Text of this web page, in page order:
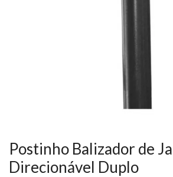
Postinho Balizador de
Direcionável Duplo